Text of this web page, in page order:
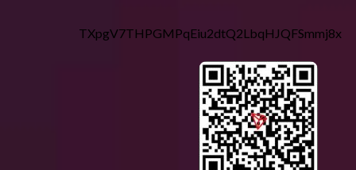
TXpgV7THPGMPqEiu2dtQ2LbqHJQFSmmj8x